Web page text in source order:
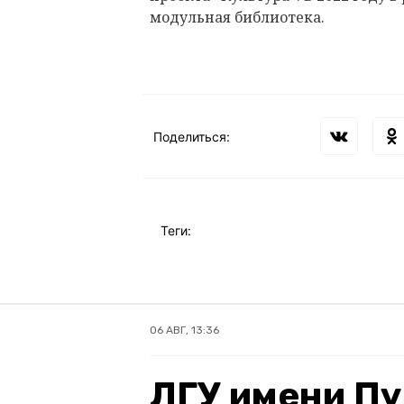
модульная библиотека.
Поделиться:
Теги:
06 АВГ, 13:36